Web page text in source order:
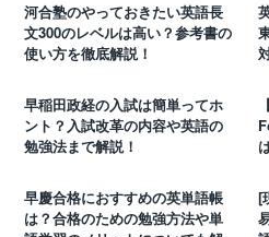
河合塾のやっておきたい英語長
文300のレベルは高い？参考書の
使い方を徹底解説！
早稲田政経の入試は簡単ってホ
ント？入試改革の内容や英語の
勉強法まで解説！
早慶合格におすすめの英単語帳
は？合格のための勉強方法や単
[